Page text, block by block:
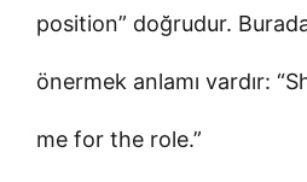
position” doğrudur.
önermek anlamı vardır:
me for the role.”